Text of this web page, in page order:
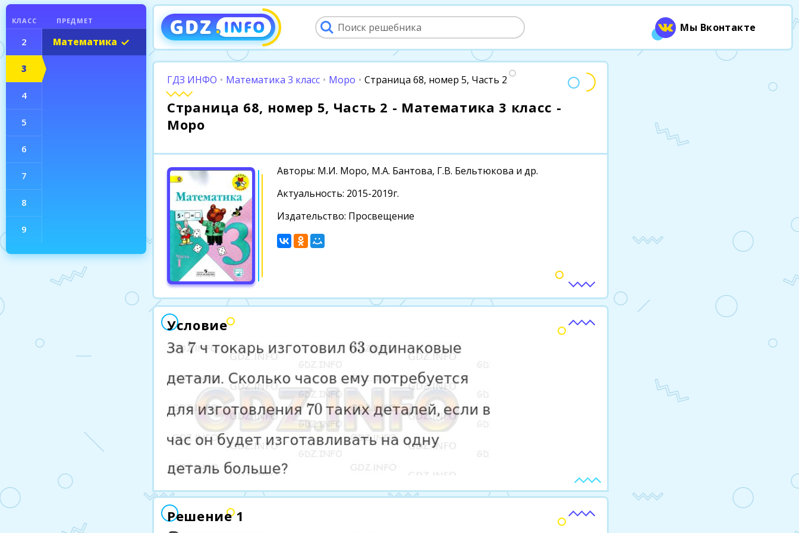
ГДЗ ИНФО • Математика 3 класс • Моро • Страница 68, номер 5, Часть 2
Страница 68, номер 5, Часть 2 - Математика 3 класс -
Моро
Авторы: М.И. Моро, М.А. Бантова, Г.В. Бельтюкова и др.
Актуальность: 2015-2019г.
Издательство: Просвещение
Условие
Решение 1
КЛАСС ПРЕДМЕТ
2
3
Математика
4
5
6
7
8
9
Мы Вконтакте